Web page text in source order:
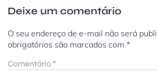
Deixe um comentário
O seu endereço de e-mail não será
obrigatórios são marcados com *
Comentário *